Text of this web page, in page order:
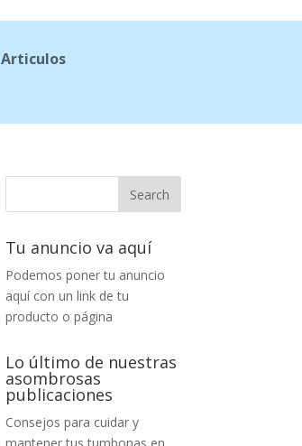
Articulos
Tu anuncio va aquí
Podemos poner tu anuncio
aquí con un link de tu
producto o página
Lo último de nuestras
asombrosas
publicaciones
Consejos para cuidar y